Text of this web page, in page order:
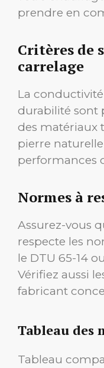
prendre en
Critères de
carrelage
La
durabilité sont
des matériaux
pierre
performances
Normes à
Assurez-vous
respecte les
le DTU 65-14
Vérifiez aussi
fabricant
Tableau des
Tableau